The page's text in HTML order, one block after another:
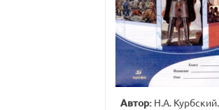
Автор: Н.А. Курбский.